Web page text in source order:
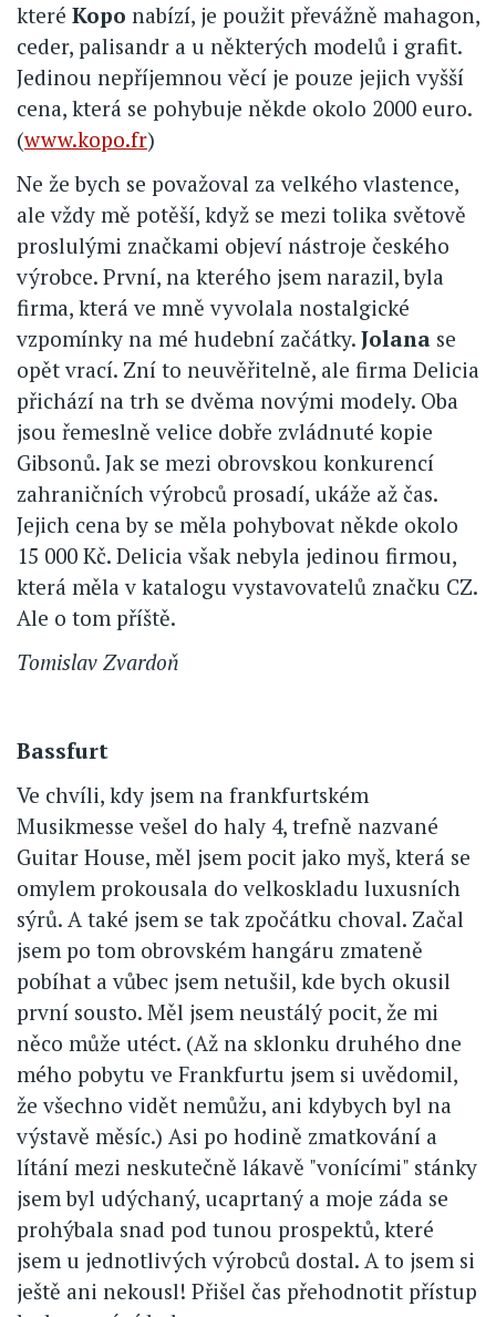
které Kopo nabízí, je použit převážně mahagon,
ceder, palisandr a u některých modelů i grafit.
Jedinou nepříjemnou věcí je pouze jejich vyšší
cena, která se pohybuje někde okolo 2000 euro.
(www.kopo.fr)
Ne že bych se považoval za velkého vlastence,
ale vždy mě potěší, když se mezi tolika světově
proslulými značkami objeví nástroje českého
výrobce. První, na kterého jsem narazil, byla
firma, která ve mně vyvolala nostalgické
vzpomínky na mé hudební začátky. Jolana se
opět vrací. Zní to neuvěřitelně, ale firma Delicia
přichází na trh se dvěma novými modely. Oba
jsou řemeslně velice dobře zvládnuté kopie
Gibsonů. Jak se mezi obrovskou konkurencí
zahraničních výrobců prosadí, ukáže až čas.
Jejich cena by se měla pohybovat někde okolo
15 000 Kč. Delicia však nebyla jedinou firmou,
která měla v katalogu vystavovatelů značku CZ.
Ale o tom příště.
Tomislav Zvardoň
Bassfurt
Ve chvíli, kdy jsem na frankfurtském
Musikmesse vešel do haly 4, trefně nazvané
Guitar House, měl jsem pocit jako myš, která se
omylem prokousala do velkoskladu luxusních
sýrů. A také jsem se tak zpočátku choval. Začal
jsem po tom obrovském hangáru zmateně
pobíhat a vůbec jsem netušil, kde bych okusil
první sousto. Měl jsem neustálý pocit, že mi
něco může utéct. (Až na sklonku druhého dne
mého pobytu ve Frankfurtu jsem si uvědomil,
že všechno vidět nemůžu, ani kdybych byl na
výstavě měsíc.) Asi po hodině zmatkování a
lítání mezi neskutečně lákavě "vonícími" stánky
jsem byl udýchaný, ucaprtaný a moje záda se
prohýbala snad pod tunou prospektů, které
jsem u jednotlivých výrobců dostal. A to jsem si
ještě ani nekousl! Přišel čas přehodnotit přístup